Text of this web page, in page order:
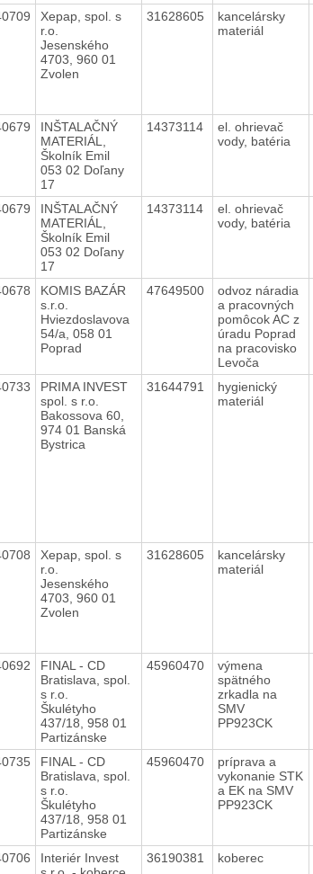
Xepap, spol. s
r.o.
Jesenského
4703, 960 01
Zvolen
31628605
kancelársky
materiál
INŠTALAČNÝ
MATERIÁL,
Školník Emil
053 02 Doľany
17
14373114
el. ohrievač
vody, batéria
INŠTALAČNÝ
MATERIÁL,
Školník Emil
053 02 Doľany
17
14373114
el. ohrievač
vody, batéria
KOMIS BAZÁR
s.r.o.
Hviezdoslavova
54/a, 058 01
Poprad
47649500
odvoz náradia
a pracovných
pomôcok AC z
úradu Poprad
na pracovisko
Levoča
PRIMA INVEST
spol. s r.o.
Bakossova 60,
974 01 Banská
Bystrica
31644791
hygienický
materiál
Xepap, spol. s
r.o.
Jesenského
4703, 960 01
Zvolen
31628605
kancelársky
materiál
FINAL - CD
Bratislava, spol.
s r.o.
Škulétyho
437/18, 958 01
Partizánske
45960470
výmena
spätného
zrkadla na
SMV
PP923CK
FINAL - CD
Bratislava, spol.
s r.o.
Škulétyho
437/18, 958 01
Partizánske
45960470
príprava a
vykonanie STK
a EK na SMV
PP923CK
Interiér Invest
36190381 koberec